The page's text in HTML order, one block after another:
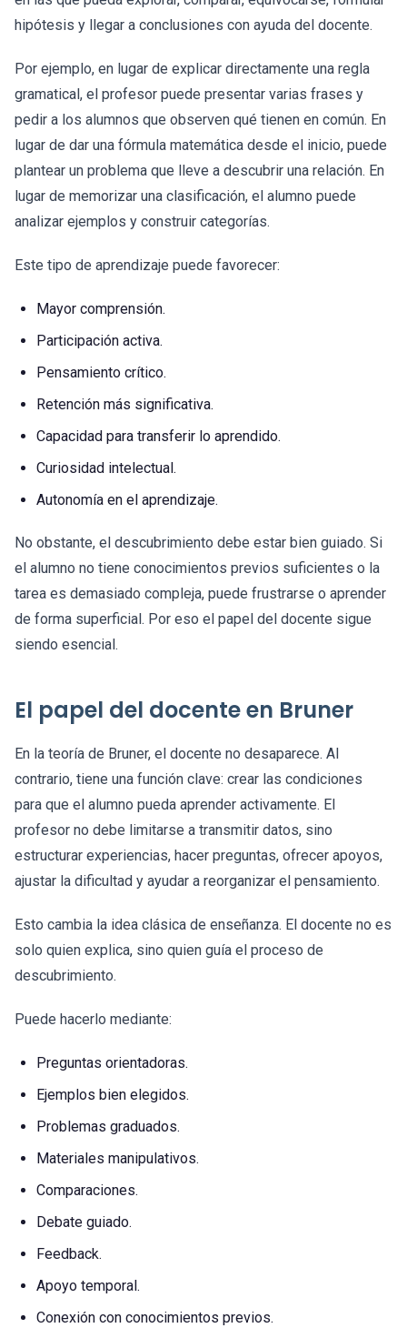
hipótesis y llegar a conclusiones con ayuda del docente.
Por ejemplo, en lugar de explicar directamente una regla
gramatical, el profesor puede presentar varias frases y
pedir a los alumnos que observen qué tienen en común. En
lugar de dar una fórmula matemática desde el inicio, puede
plantear un problema que lleve a descubrir una relación. En
lugar de memorizar una clasificación, el alumno puede
analizar ejemplos y construir categorías.
Este tipo de aprendizaje puede favorecer:
Mayor comprensión.
Participación activa.
Pensamiento crítico.
Retención más significativa.
Capacidad para transferir lo aprendido.
Curiosidad intelectual.
Autonomía en el aprendizaje.
No obstante, el descubrimiento debe estar bien guiado. Si
el alumno no tiene conocimientos previos suficientes o la
tarea es demasiado compleja, puede frustrarse o aprender
de forma superficial. Por eso el papel del docente sigue
siendo esencial.
El papel del docente en Bruner
En la teoría de Bruner, el docente no desaparece. Al
contrario, tiene una función clave: crear las condiciones
para que el alumno pueda aprender activamente. El
profesor no debe limitarse a transmitir datos, sino
estructurar experiencias, hacer preguntas, ofrecer apoyos,
ajustar la dificultad y ayudar a reorganizar el pensamiento.
Esto cambia la idea clásica de enseñanza. El docente no es
solo quien explica, sino quien guía el proceso de
descubrimiento.
Puede hacerlo mediante:
Preguntas orientadoras.
Ejemplos bien elegidos.
Problemas graduados.
Materiales manipulativos.
Comparaciones.
Debate guiado.
Feedback.
Apoyo temporal.
Conexión con conocimientos previos.